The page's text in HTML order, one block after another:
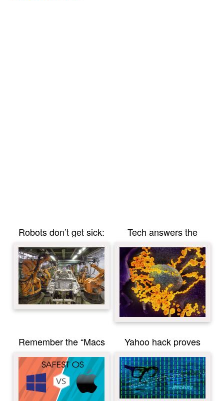
Robots don’t get sick:
Chinese factories call
on automation and
robots in response to
coronavirus
Tech answers the
Remember the “Macs
mantra? Well, it’s never
been more wrong
Yahoo hack proves
secure applications are
the future of email